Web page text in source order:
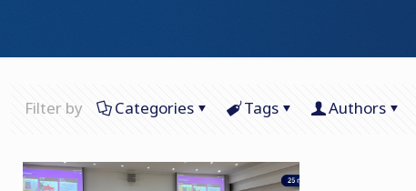
Filter by Categories Tags Authors